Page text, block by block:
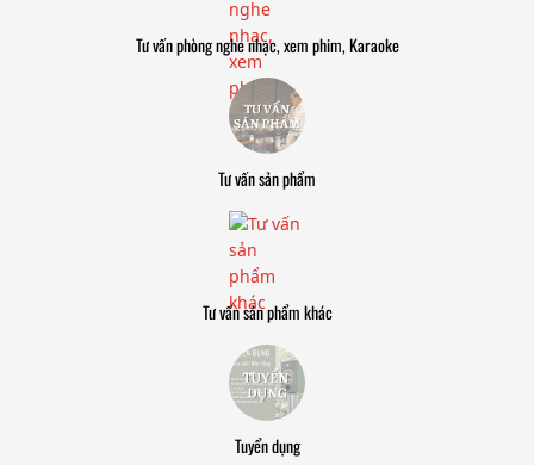
Tư vấn phòng nghe nhạc, xem phim, Karaoke
Tư vấn sản phẩm
Tư vấn sản phẩm khác
Tuyển dụng